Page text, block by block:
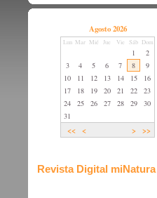
Agosto 2026
Lun Mar Mié Jue Vie Sáb Dom
1
2
3
4 5 6 7 8
9
10
11 12 13 14 15
16
17
18 19 20 21 22
23
24
25 26 27 28 29
30
31
<< < > >>
Revista Digital miNatura